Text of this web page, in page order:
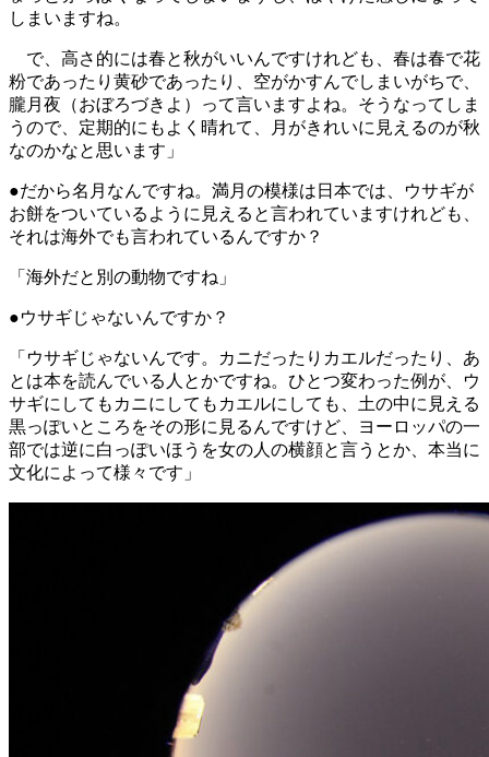
しまいますね。
で、高さ的には春と秋がいいんですけれども、春は春で花
粉であったり黄砂であったり、空がかすんでしまいがちで、
朧月夜（おぼろづきよ）って言いますよね。そうなってしま
うので、定期的にもよく晴れて、月がきれいに見えるのが秋
なのかなと思います」
●だから名月なんですね。満月の模様は日本では、ウサギが
お餅をついているように見えると言われていますけれども、
それは海外でも言われているんですか？
「海外だと別の動物ですね」
●ウサギじゃないんですか？
「ウサギじゃないんです。カニだったりカエルだったり、あ
とは本を読んでいる人とかですね。ひとつ変わった例が、ウ
サギにしてもカニにしてもカエルにしても、土の中に見える
黒っぽいところをその形に見るんですけど、ヨーロッパの一
部では逆に白っぽいほうを女の人の横顔と言うとか、本当に
文化によって様々です」